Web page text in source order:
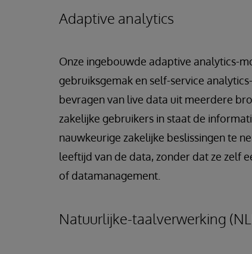
Adaptive analytics
Onze ingebouwde adaptive analytics-
gebruiksgemak en self-service
bevragen van live data uit meerdere
zakelijke gebruikers in staat de
nauwkeurige zakelijke beslissingen te
leeftijd van de data, zonder dat ze zelf
of datamanagement.
Natuurlijke-taalverwerking